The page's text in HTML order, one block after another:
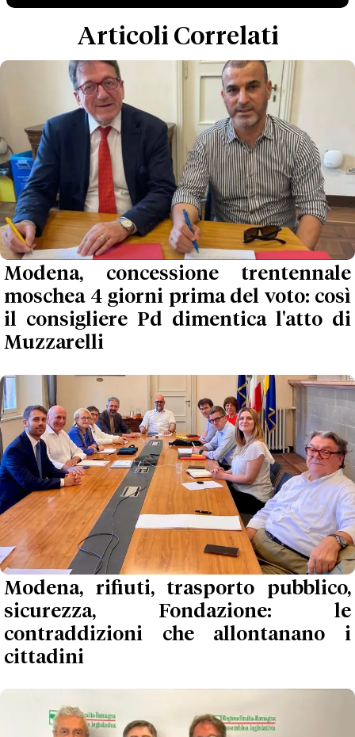
Articoli Correlati
Modena, concessione trentennale
moschea 4 giorni prima del voto: così
il consigliere Pd dimentica l'atto di
Muzzarelli
Modena, rifiuti, trasporto pubblico,
sicurezza, Fondazione: le
contraddizioni che allontanano i
cittadini